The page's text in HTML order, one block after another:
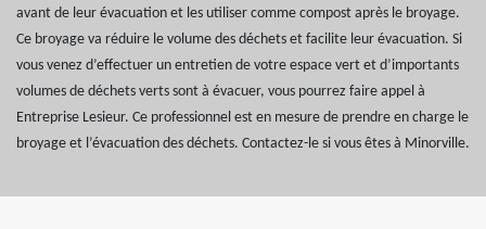
avant de leur évacuation et les utiliser comme compost après le broyage.
Ce broyage va réduire le volume des déchets et facilite leur évacuation. Si
vous venez d’effectuer un entretien de votre espace vert et d’importants
volumes de déchets verts sont à évacuer, vous pourrez faire appel à
Entreprise Lesieur. Ce professionnel est en mesure de prendre en charge le
broyage et l’évacuation des déchets. Contactez-le si vous êtes à Minorville.